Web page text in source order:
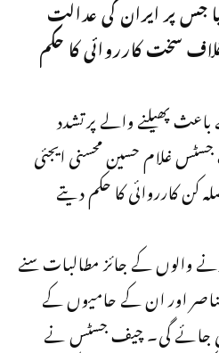
جس پر ایران کی عدالت
سخت کارروائی کا حکم
پھیلنے والے پرتشدد
غلام حسین محسنی ایجئی
کارروائی کا حکم دیتے
والوں کے جائز مطالبات سنے
اور ان کے حامیوں کے
جائے گی۔ چیف جسٹس نے